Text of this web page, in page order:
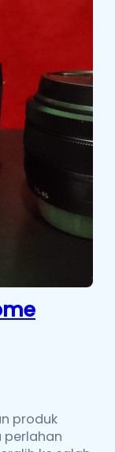
produk
perlahan